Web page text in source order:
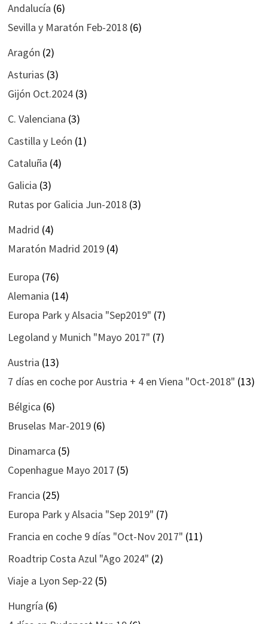
Andalucía (6)
Sevilla y Maratón Feb-2018(6)
Aragón (2)
Asturias (3)
Gijón Oct.2024(3)
C. Valenciana (3)
Castilla y León (1)
Cataluña (4)
Galicia (3)
Rutas por Galicia Jun-2018(3)
Madrid (4)
Maratón Madrid 2019(4)
Europa (76)
Alemania (14)
Europa Park y Alsacia "Sep2019" (7)
Legoland y Munich "Mayo 2017" (7)
Austria (13)
7 días en coche por Austria + 4 en Viena "Oct-2018" (13)
Bélgica (6)
Bruselas Mar-2019(6)
Dinamarca (5)
Copenhague Mayo 2017 (5)
Francia (25)
Europa Park y Alsacia "Sep 2019" (7)
Francia en coche 9 días "Oct-Nov 2017" (11)
Roadtrip Costa Azul "Ago 2024" (2)
Viaje a Lyon Sep-22 (5)
Hungría (6)